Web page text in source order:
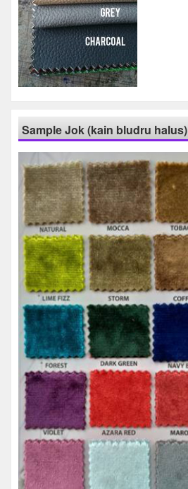
Sample Jok (kain bludru halus)